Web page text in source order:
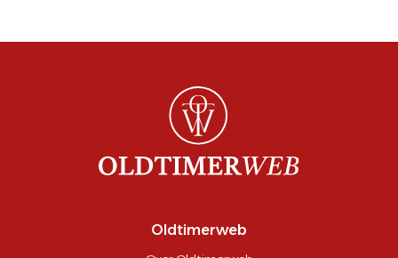
Oldtimerweb